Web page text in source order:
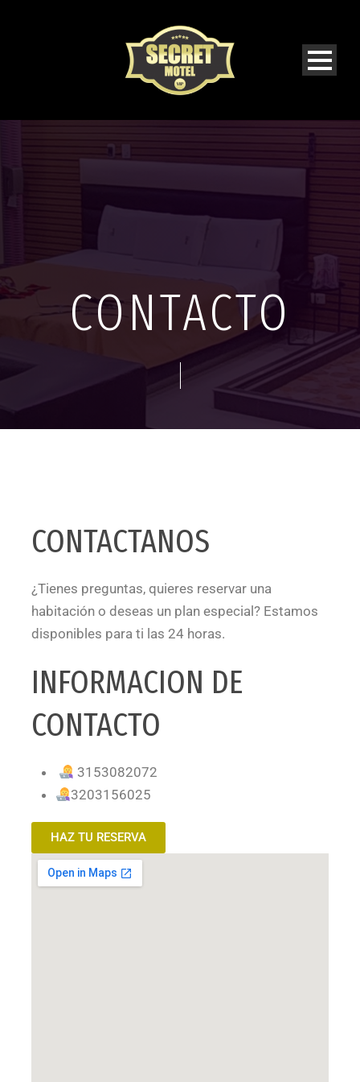
CONTACTO
CONTACTANOS
¿Tienes preguntas, quieres reservar una
habitación o deseas un plan especial? Estamos
disponibles para ti las 24 horas.
INFORMACION DE
CONTACTO
3153082072
3203156025
HAZ TU RESERVA